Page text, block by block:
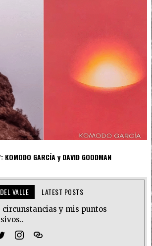
KOMODO GARCÍA y DAVID GOODMAN
VALLE LATEST POSTS
circunstancias y mis puntos